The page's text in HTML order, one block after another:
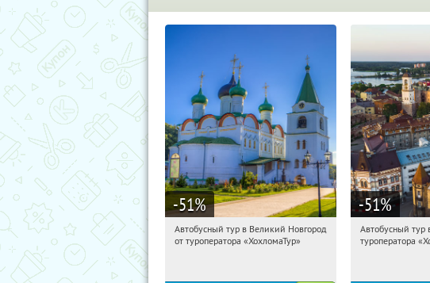
-51%
04:00:58 Купили:2
Автобусный тур в Великий Новгород
от туроператора «ХохломаТур»
-51%
04:00:58
Автобусный тур
туроператора